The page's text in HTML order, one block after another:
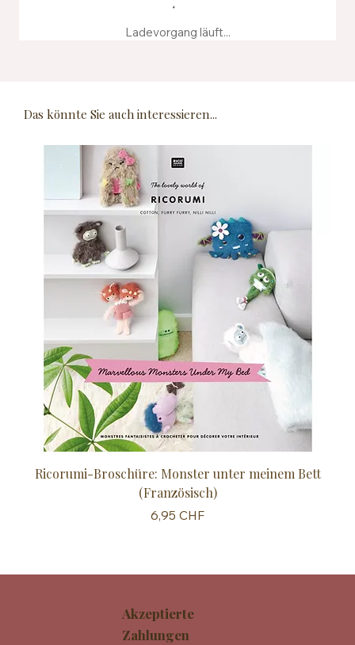
Ladevorgang läuft...
Das könnte Sie auch interessieren...
Ricorumi-Broschüre: Monster unter meinem Bett
(Französisch)
Preis
6,95 CHF
Akzeptierte
Zahlungen